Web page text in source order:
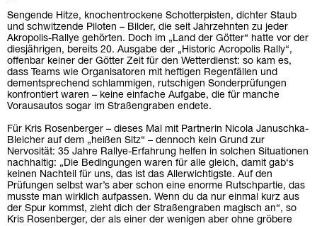
Sengende Hitze, knochentrockene Schotterpisten, dichter Staub
und schwitzende Piloten – Bilder, die seit Jahrzehnten zu jeder
Akropolis-Rallye gehörten. Doch im „Land der Götter“ hatte vor der
diesjährigen, bereits 20. Ausgabe der „Historic Acropolis Rally“,
offenbar keiner der Götter Zeit für den Wetterdienst: so kam es,
dass Teams wie Organisatoren mit heftigen Regenfällen und
dementsprechend schlammigen, rutschigen Sonderprüfungen
konfrontiert waren – keine einfache Aufgabe, die für manche
Vorausautos sogar im Straßengraben endete.
Für Kris Rosenberger – dieses Mal mit Partnerin Nicola Januschka-
Bleicher auf dem „heißen Sitz“ – dennoch kein Grund zur
Nervosität: 35 Jahre Rallye-Erfahrung helfen in solchen Situationen
nachhaltig: „Die Bedingungen waren für alle gleich, damit gab‘s
keinen Nachteil für uns, das ist das Allerwichtigste. Auf den
Prüfungen selbst war’s aber schon eine enorme Rutschpartie, das
musste man wirklich aufpassen. Wenn du da nur einmal kurz aus
der Spur kommst, zieht dich der Straßengraben magisch an“, so
Kris Rosenberger, der als einer der wenigen aber ohne gröbere